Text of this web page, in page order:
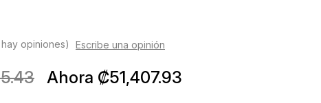
hay opiniones) Escribe una opinión
Ahora ₡51,407.93